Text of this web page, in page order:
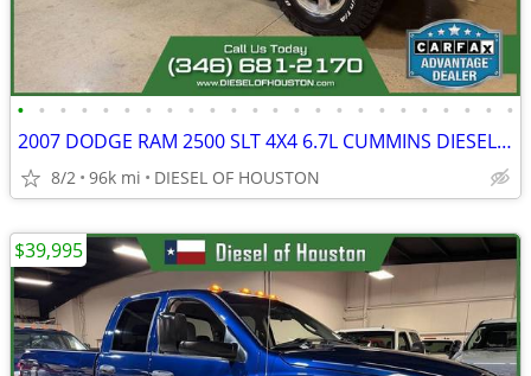
• • • • • • • • • • • • • • • • • • • • • • • •
2007 DODGE RAM 2500 SLT 4X4 6.7L CUMMINS DIESEL G56 MANUAL
8/2 96k mi DIESEL OF HOUSTON
$39,995